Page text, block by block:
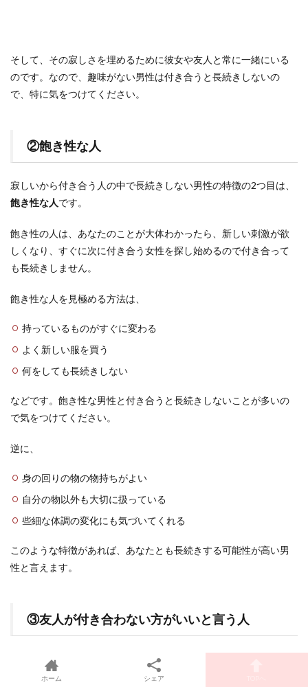
そして、その寂しさを埋めるために彼女や友人と常に一緒にいる
のです。なので、趣味がない男性は付き合うと長続きしないの
で、特に気をつけてください。
②飽き性な人
寂しいから付き合う人の中で長続きしない男性の特徴の2つ目は、
飽き性な人です。
飽き性の人は、あなたのことが大体わかったら、新しい刺激が欲
しくなり、すぐに次に付き合う女性を探し始めるので付き合って
も長続きしません。
飽き性な人を見極める方法は、
持っているものがすぐに変わる
よく新しい服を買う
何をしても長続きしない
などです。飽き性な男性と付き合うと長続きしないことが多いの
で気をつけてください。
逆に、
身の回りの物の物持ちがよい
自分の物以外も大切に扱っている
些細な体調の変化にも気づいてくれる
このような特徴があれば、あなたとも長続きする可能性が高い男
性と言えます。
③友人が付き合わない方がいいと言う人
寂しいから付き合う人の中で長続きしない男性の特徴の3つ目は、
第三者目線のアドバイスとして、あなたの友人が付き合わない方
ホーム シェア